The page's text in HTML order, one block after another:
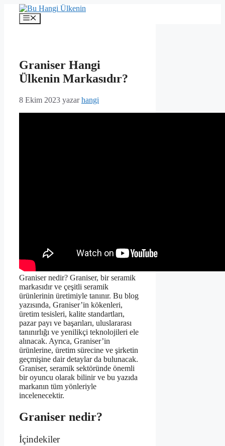
İçeriğe
Menü
Graniser Hangi
Ülkenin Markasıdır?
8 Ekim 2023 yazarhangi
Graniser nedir? Graniser, bir seramik
markasıdır ve çeşitli seramik
ürünlerinin üretimiyle tanınır. Bu blog
yazısında, Graniser’in kökenleri,
üretim tesisleri, kalite standartları,
pazar payı ve başarıları, uluslararası
tanınırlığı ve yenilikçi teknolojileri ele
alınacak. Ayrıca, Graniser’in
ürünlerine, üretim sürecine ve şirketin
geçmişine dair detaylar da bulunacak.
Graniser, seramik sektöründe önemli
bir oyuncu olarak bilinir ve bu yazıda
markanın tüm yönleriyle
incelenecektir.
Graniser nedir?
İçindekiler